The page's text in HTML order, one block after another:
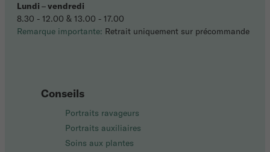
Conseils
Portraits ravageurs
Portraits auxiliaires
Soins aux plantes
Lundi –vendredi
8.30 - 12.00 & 13.00 - 17.00
Remarque importante: Retrait uniquement sur précommande